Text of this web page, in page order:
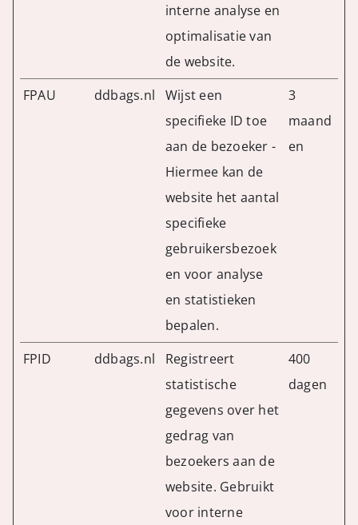
interne analyse en
optimalisatie van
de website.
FPAU ddbags.nl
Wijst een
specifieke ID toe
aan de bezoeker -
Hiermee kan de
website het aantal
specifieke
gebruikersbezoek
en voor analyse
en statistieken
bepalen.
3
maand
en
FPID ddbags.nl
Registreert
statistische
gegevens over het
gedrag van
bezoekers aan de
website. Gebruikt
voor interne
400
dagen